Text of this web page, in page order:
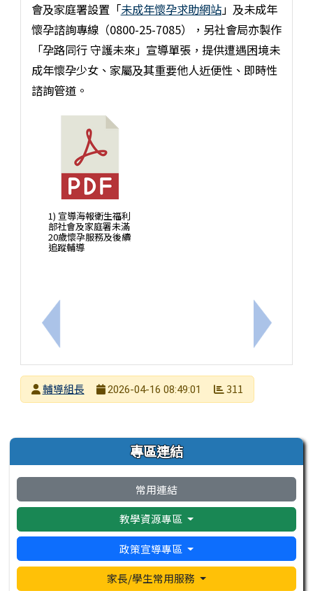
上一筆：轉知財團法人正覺教育基金會辦理生命教
會及家庭署設置「未成年懷孕求助網站」及未成年
懷孕諮詢專線（0800-25-7085），另社會局亦製作
「孕路同行 守護未來」宣導單張，提供遭遇困境未
成年懷孕少女、家屬及其重要他人近便性、即時性
諮詢管道。
1) 宣導海報衛生福利
部社會及家庭署未滿
20歲懷孕服務及後續
追蹤輔導
下一筆：
發布者
輔導組長
2026-04-16 08:49:01 311
左邊區域內容 專區連結
常用連結
教學資源專區
政策宣導專區
家長/學生常用服務